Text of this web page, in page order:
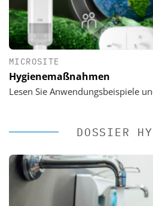
MICROSITE
Hygienemaßnahmen
Lesen Sie Anwendungsbeispiele
DOSSIER